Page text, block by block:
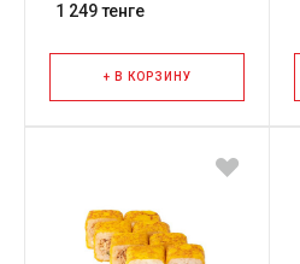
1 249 тенге
+ В КОРЗИНУ